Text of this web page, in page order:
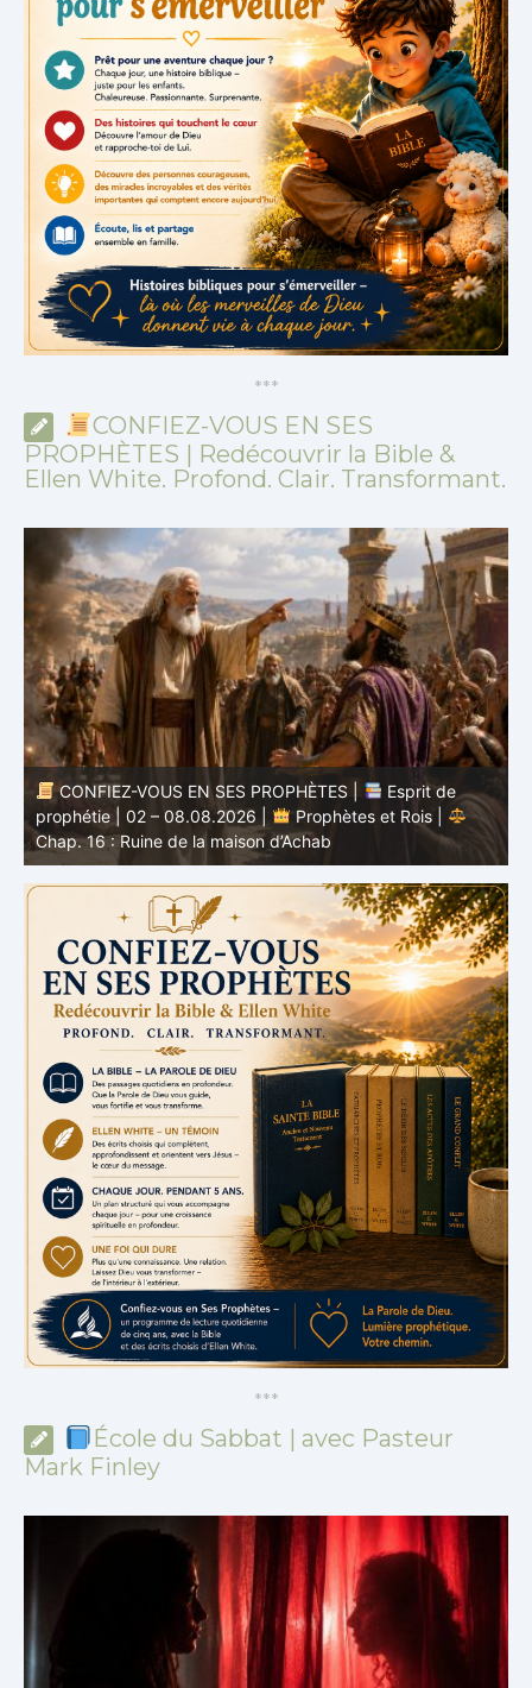
***
CONFIEZ-VOUS EN SES
PROPHÈTES | Redécouvrir la Bible &
Ellen White. Profond. Clair. Transformant.
CONFIEZ-VOUS EN SES PROPHÈTES |
Étude
biblique | 02.08.2026 |
Job |
Chap.37 – Devant la
voix de Dieu
***
École du Sabbat | avec Pasteur
Mark Finley